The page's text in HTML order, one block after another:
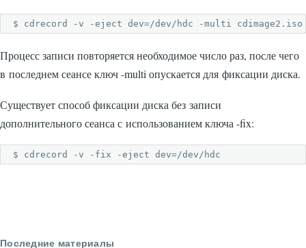
$ cdrecord -v -eject dev=/dev/hdc -multi cdimage2.iso
Процесс записи повторяется необходимое число раз, после чего
в последнем сеансе ключ -multi опускается для фиксации диска.
Существует способ фиксации диска без записи
дополнительного сеанса с использованием ключа -fix:
$ cdrecord -v -fix -eject dev=/dev/hdc
Последние материалы